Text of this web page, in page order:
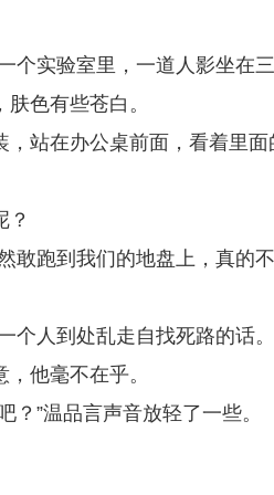
个实验室里，一道人影坐在
色有些苍白。
站在办公桌前面，看着里
？
敢跑到我们的地盘上，真的
个人到处乱走自找死路的话
他毫不在乎。
？”温品言声音放轻了一些。